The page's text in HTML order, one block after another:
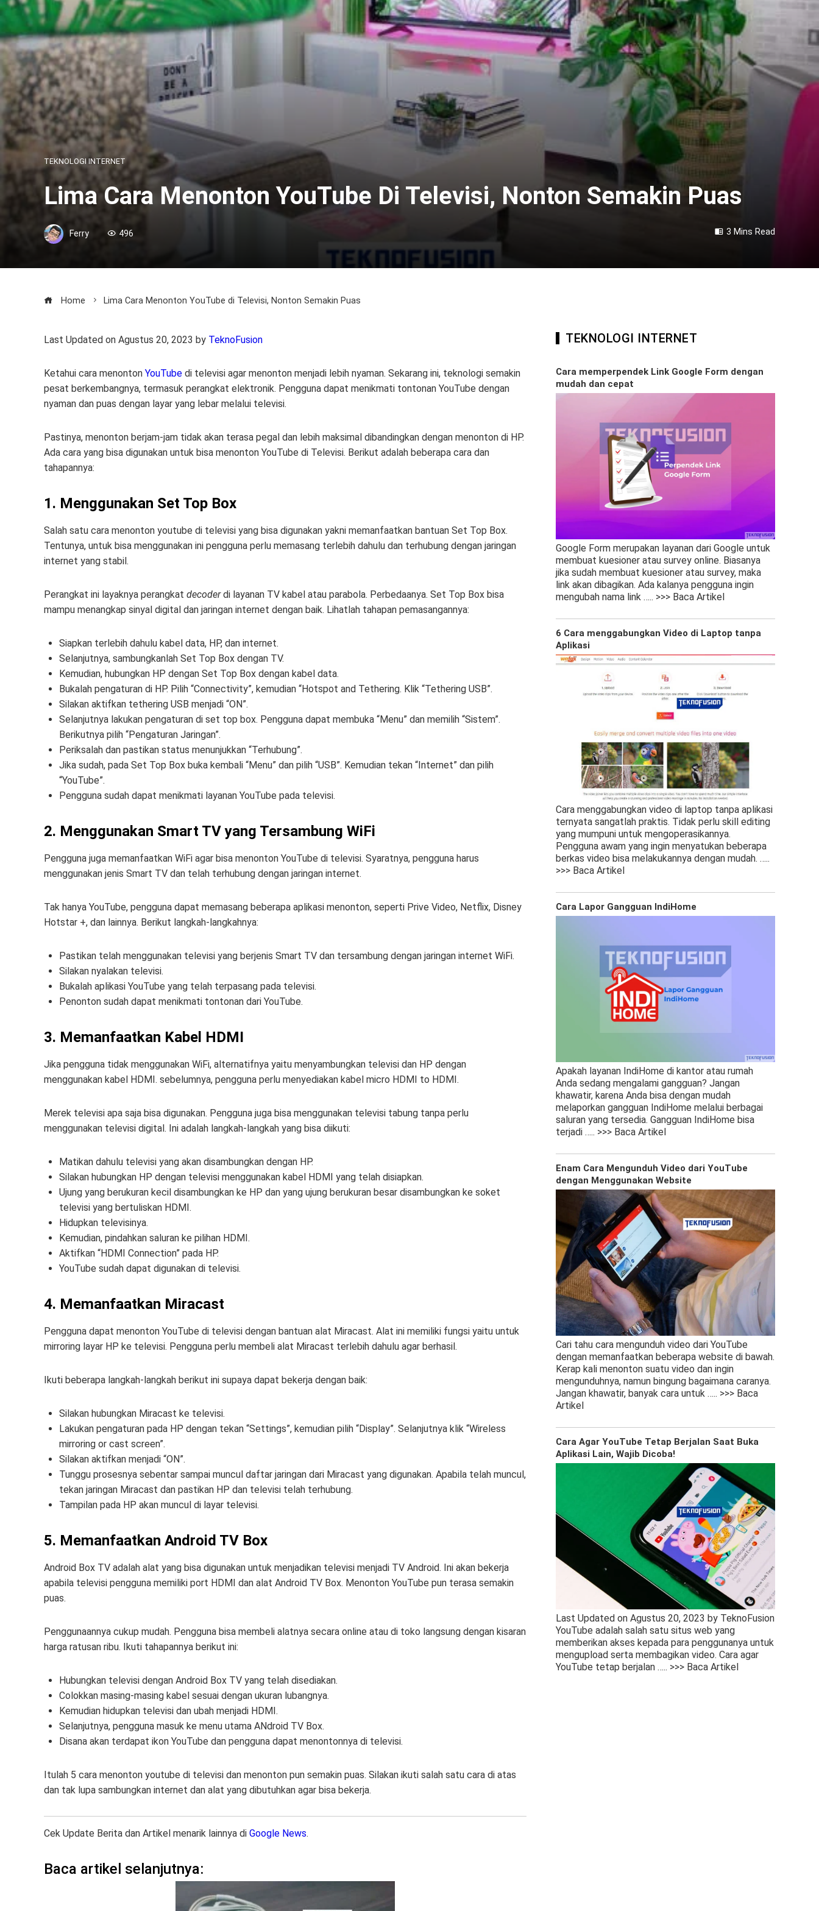
TEKNOLOGI INTERNET
Lima Cara Menonton YouTube Di Televisi, Nonton Semakin Puas
Ferry 496 3 Mins Read
Home Lima Cara Menonton YouTube di Televisi, Nonton Semakin Puas
Last Updated on Agustus 20, 2023 by TeknoFusion
Ketahui cara menonton YouTube di televisi agar menonton menjadi lebih nyaman. Sekarang ini, teknologi semakin
pesat berkembangnya, termasuk perangkat elektronik. Pengguna dapat menikmati tontonan YouTube dengan
nyaman dan puas dengan layar yang lebar melalui televisi.
Pastinya, menonton berjam-jam tidak akan terasa pegal dan lebih maksimal dibandingkan dengan menonton di HP.
Ada cara yang bisa digunakan untuk bisa menonton YouTube di Televisi. Berikut adalah beberapa cara dan
tahapannya:
1. Menggunakan Set Top Box
Salah satu cara menonton youtube di televisi yang bisa digunakan yakni memanfaatkan bantuan Set Top Box.
Tentunya, untuk bisa menggunakan ini pengguna perlu memasang terlebih dahulu dan terhubung dengan jaringan
internet yang stabil.
Perangkat ini layaknya perangkat decoderdi layanan TV kabel atau parabola. Perbedaanya. Set Top Box bisa
mampu menangkap sinyal digital dan jaringan internet dengan baik. Lihatlah tahapan pemasangannya:
Siapkan terlebih dahulu kabel data, HP, dan internet.
Selanjutnya, sambungkanlah Set Top Box dengan TV.
Kemudian, hubungkan HP dengan Set Top Box dengan kabel data.
Bukalah pengaturan di HP. Pilih “Connectivity”, kemudian “Hotspot and Tethering. Klik “Tethering USB”.
Silakan aktifkan tethering USB menjadi “ON”.
Selanjutnya lakukan pengaturan di set top box. Pengguna dapat membuka “Menu” dan memilih “Sistem”.
Berikutnya pilih “Pengaturan Jaringan”.
Periksalah dan pastikan status menunjukkan “Terhubung”.
Jika sudah, pada Set Top Box buka kembali “Menu” dan pilih “USB”. Kemudian tekan “Internet” dan pilih
“YouTube”.
Pengguna sudah dapat menikmati layanan YouTube pada televisi.
2. Menggunakan Smart TV yang Tersambung WiFi
Pengguna juga memanfaatkan WiFi agar bisa menonton YouTube di televisi. Syaratnya, pengguna harus
menggunakan jenis Smart TV dan telah terhubung dengan jaringan internet.
Tak hanya YouTube, pengguna dapat memasang beberapa aplikasi menonton, seperti Prive Video, Netflix, Disney
Hotstar +, dan lainnya. Berikut langkah-langkahnya:
Pastikan telah menggunakan televisi yang berjenis Smart TV dan tersambung dengan jaringan internet WiFi.
Silakan nyalakan televisi.
Bukalah aplikasi YouTube yang telah terpasang pada televisi.
Penonton sudah dapat menikmati tontonan dari YouTube.
3. Memanfaatkan Kabel HDMI
Jika pengguna tidak menggunakan WiFi, alternatifnya yaitu menyambungkan televisi dan HP dengan
menggunakan kabel HDMI. sebelumnya, pengguna perlu menyediakan kabel micro HDMI to HDMI.
Merek televisi apa saja bisa digunakan. Pengguna juga bisa menggunakan televisi tabung tanpa perlu
menggunakan televisi digital. Ini adalah langkah-langkah yang bisa diikuti:
Matikan dahulu televisi yang akan disambungkan dengan HP.
Silakan hubungkan HP dengan televisi menggunakan kabel HDMI yang telah disiapkan.
Ujung yang berukuran kecil disambungkan ke HP dan yang ujung berukuran besar disambungkan ke soket
televisi yang bertuliskan HDMI.
Hidupkan televisinya.
Kemudian, pindahkan saluran ke pilihan HDMI.
Aktifkan “HDMI Connection” pada HP.
YouTube sudah dapat digunakan di televisi.
4. Memanfaatkan Miracast
Pengguna dapat menonton YouTube di televisi dengan bantuan alat Miracast. Alat ini memiliki fungsi yaitu untuk
mirroring layar HP ke televisi. Pengguna perlu membeli alat Miracast terlebih dahulu agar berhasil.
Ikuti beberapa langkah-langkah berikut ini supaya dapat bekerja dengan baik:
Silakan hubungkan Miracast ke televisi.
Lakukan pengaturan pada HP dengan tekan “Settings”, kemudian pilih “Display”. Selanjutnya klik “Wireless
mirroring or cast screen”.
Silakan aktifkan menjadi “ON”.
Tunggu prosesnya sebentar sampai muncul daftar jaringan dari Miracast yang digunakan. Apabila telah muncul,
tekan jaringan Miracast dan pastikan HP dan televisi telah terhubung.
Tampilan pada HP akan muncul di layar televisi.
5. Memanfaatkan Android TV Box
Android Box TV adalah alat yang bisa digunakan untuk menjadikan televisi menjadi TV Android. Ini akan bekerja
apabila televisi pengguna memiliki port HDMI dan alat Android TV Box. Menonton YouTube pun terasa semakin
puas.
Penggunaannya cukup mudah. Pengguna bisa membeli alatnya secara online atau di toko langsung dengan kisaran
harga ratusan ribu. Ikuti tahapannya berikut ini:
Hubungkan televisi dengan Android Box TV yang telah disediakan.
Colokkan masing-masing kabel sesuai dengan ukuran lubangnya.
Kemudian hidupkan televisi dan ubah menjadi HDMI.
Selanjutnya, pengguna masuk ke menu utama ANdroid TV Box.
Disana akan terdapat ikon YouTube dan pengguna dapat menontonnya di televisi.
Itulah 5 cara menonton youtube di televisi dan menonton pun semakin puas. Silakan ikuti salah satu cara di atas
dan tak lupa sambungkan internet dan alat yang dibutuhkan agar bisa bekerja.
Cek Update Berita dan Artikel menarik lainnya di Google News.
Baca artikel selanjutnya:
TEKNOLOGI INTERNET
Cara memperpendek Link Google Form dengan
mudah dan cepat
Google Form merupakan layanan dari Google untuk
membuat kuesioner atau survey online. Biasanya
jika sudah membuat kuesioner atau survey, maka
link akan dibagikan. Ada kalanya pengguna ingin
mengubah nama link ….. >>> Baca Artikel
6 Cara menggabungkan Video di Laptop tanpa
Aplikasi
Cara menggabungkan video di laptop tanpa aplikasi
ternyata sangatlah praktis. Tidak perlu skill editing
yang mumpuni untuk mengoperasikannya.
Pengguna awam yang ingin menyatukan beberapa
berkas video bisa melakukannya dengan mudah. …..
>>> Baca Artikel
Cara Lapor Gangguan IndiHome
Apakah layanan IndiHome di kantor atau rumah
Anda sedang mengalami gangguan? Jangan
khawatir, karena Anda bisa dengan mudah
melaporkan gangguan IndiHome melalui berbagai
saluran yang tersedia. Gangguan IndiHome bisa
terjadi ….. >>> Baca Artikel
Enam Cara Mengunduh Video dari YouTube
dengan Menggunakan Website
Cari tahu cara mengunduh video dari YouTube
dengan memanfaatkan beberapa website di bawah.
Kerap kali menonton suatu video dan ingin
mengunduhnya, namun bingung bagaimana caranya.
Jangan khawatir, banyak cara untuk ….. >>> Baca
Artikel
Cara Agar YouTube Tetap Berjalan Saat Buka
Aplikasi Lain, Wajib Dicoba!
Last Updated on Agustus 20, 2023 by TeknoFusion
YouTube adalah salah satu situs web yang
memberikan akses kepada para penggunanya untuk
mengupload serta membagikan video. Cara agar
YouTube tetap berjalan ….. >>> Baca Artikel